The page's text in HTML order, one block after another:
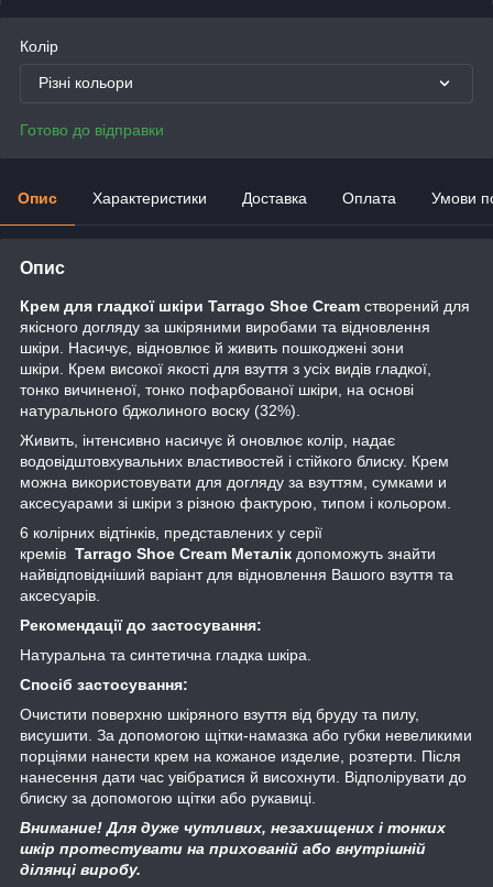
Колір
Різні кольори
Готово до відправки
Опис Характеристики Доставка Оплата Умови
Опис
Крем для гладкої шкіри Tarrago Shoe Cream створений для
якісного догляду за шкіряними виробами та відновлення
шкіри. Насичує, відновлює й живить пошкоджені зони
шкіри. Крем високої якості для взуття з усіх видів гладкої,
тонко вичиненої, тонко пофарбованої шкіри, на основі
натурального бджолиного воску (32%).
Живить, інтенсивно насичує й оновлює колір, надає
водовідштовхувальних властивостей і стійкого блиску. Крем
можна використовувати для догляду за взуттям, сумками и
аксесуарами зі шкіри з різною фактурою, типом і кольором.
6 колірних відтінків, представлених у серії
кремів Tarrago Shoe Cream Металік допоможуть знайти
найвідповідніший варіант для відновлення Вашого взуття та
аксесуарів.
Рекомендації до застосування:
Натуральна та синтетична гладка шкіра.
Спосіб застосування:
Очистити поверхню шкіряного взуття від бруду та пилу,
висушити. За допомогою щітки-намазка або губки невеликими
порціями нанести крем на кожаное изделие, розтерти. Після
нанесення дати час увібратися й висохнути. Відполірувати до
блиску за допомогою щітки або рукавиці.
Внимание! Для дуже чутливих, незахищених і тонких
шкір протестувати на прихованій або внутрішній
ділянці виробу.